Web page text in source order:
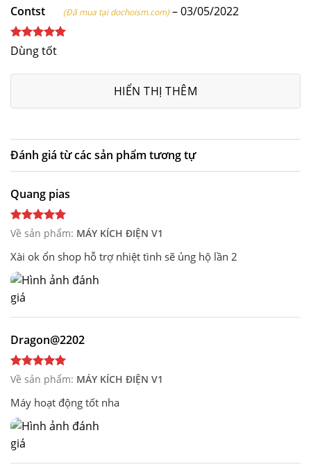
Contst (Đã mua tại dochoism.com) –03/05/2022
Được xếp
hạng5
Dùng tốt
HIỂN THỊ THÊM
Đánh giá từ các sản phẩm tương tự
Quang pias
Về sản phẩm: MÁY KÍCH ĐIỆN V1
Xài ok ổn shop hỗ trợ nhiệt tình sẽ ủng hộ lần 2
Dragon@2202
Về sản phẩm: MÁY KÍCH ĐIỆN V1
Máy hoạt động tốt nha